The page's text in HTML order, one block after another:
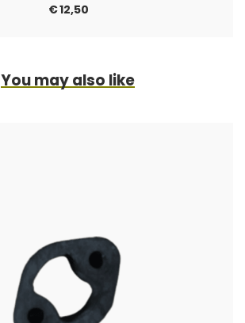
€12,50
You may also like